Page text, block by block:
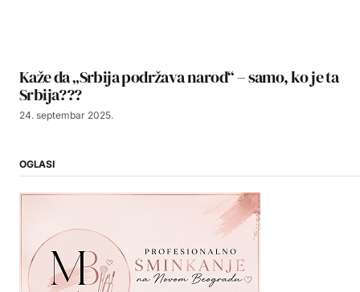
Kaže da „Srbija podržava narod“ – samo, ko je ta
Srbija???
24. septembar 2025.
OGLASI